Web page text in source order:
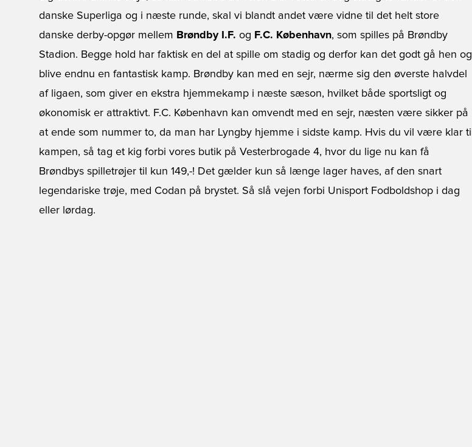
danske Superliga og i næste runde, skal vi blandt andet være vidne til det helt store
danske derby-opgør mellem Brøndby I.F. og F.C. København, som spilles på Brøndby
Stadion. Begge hold har faktisk en del at spille om stadig og derfor kan det godt gå hen og
blive endnu en fantastisk kamp. Brøndby kan med en sejr, nærme sig den øverste halvdel
af ligaen, som giver en ekstra hjemmekamp i næste sæson, hvilket både sportsligt og
økonomisk er attraktivt. F.C. København kan omvendt med en sejr, næsten være sikker på
at ende som nummer to, da man har Lyngby hjemme i sidste kamp. Hvis du vil være klar til
kampen, så tag et kig forbi vores butik på Vesterbrogade 4, hvor du lige nu kan få
Brøndbys spilletrøjer til kun 149,-! Det gælder kun så længe lager haves, af den snart
legendariske trøje, med Codan på brystet. Så slå vejen forbi Unisport Fodboldshop i dag
eller lørdag.